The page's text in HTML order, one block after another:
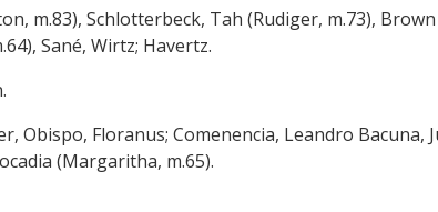
m.83), Schlotterbeck, Tah (Rudiger, m.73),
Sané, Wirtz; Havertz.
Obispo, Floranus; Comenencia, Leandro Bacuna,
(Margaritha, m.65).